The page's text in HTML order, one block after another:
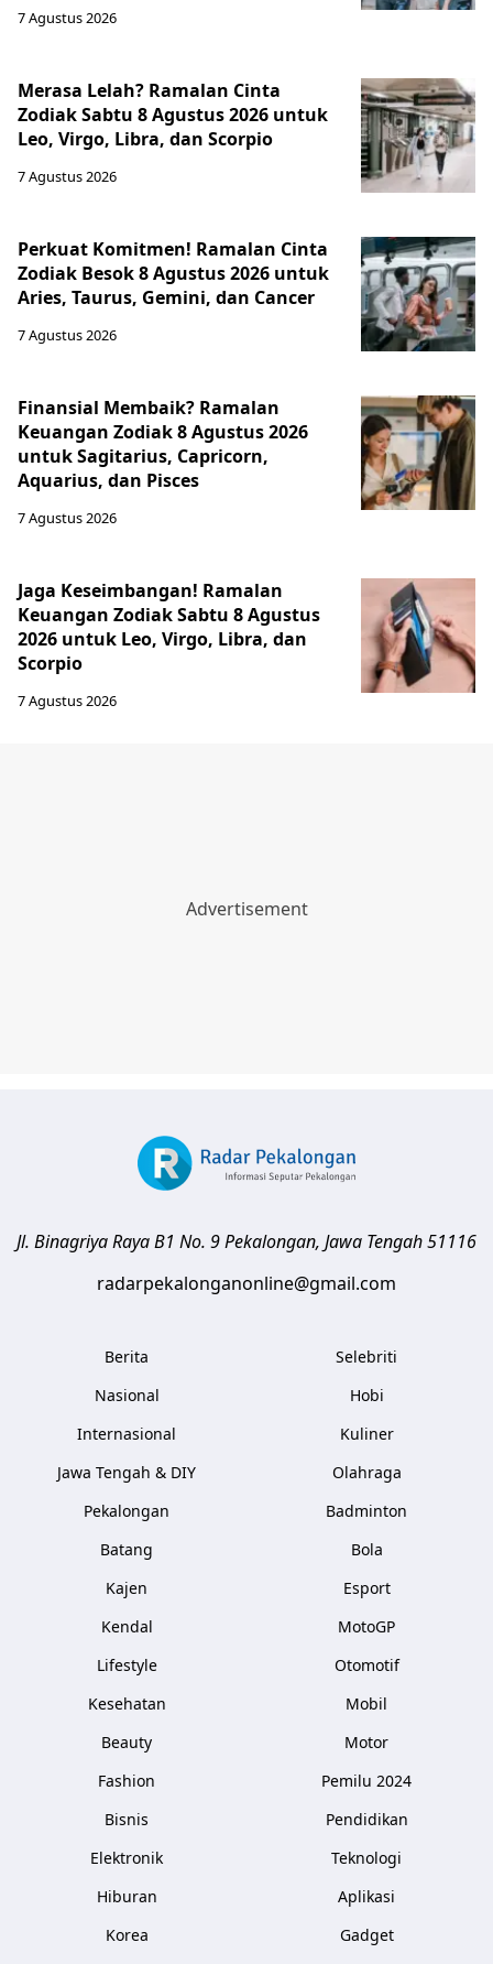
7 Agustus 2026
Merasa Lelah? Ramalan Cinta
Zodiak Sabtu 8 Agustus 2026 untuk
Leo, Virgo, Libra, dan Scorpio
7 Agustus 2026
Perkuat Komitmen! Ramalan Cinta
Zodiak Besok 8 Agustus 2026 untuk
Aries, Taurus, Gemini, dan Cancer
7 Agustus 2026
Finansial Membaik? Ramalan
Keuangan Zodiak 8 Agustus 2026
untuk Sagitarius, Capricorn,
Aquarius, dan Pisces
7 Agustus 2026
Jaga Keseimbangan! Ramalan
Keuangan Zodiak Sabtu 8 Agustus
2026 untuk Leo, Virgo, Libra, dan
Scorpio
7 Agustus 2026
Jl. Binagriya Raya B1 No. 9Pekalongan, Jawa Tengah51116
radarpekalonganonline@gmail.com
Berita
Nasional
Internasional
Jawa Tengah & DIY
Pekalongan
Batang
Kajen
Kendal
Lifestyle
Kesehatan
Beauty
Fashion
Bisnis
Elektronik
Hiburan
Korea
Selebriti
Hobi
Kuliner
Olahraga
Badminton
Bola
Esport
MotoGP
Otomotif
Mobil
Motor
Pemilu 2024
Pendidikan
Teknologi
Aplikasi
Gadget